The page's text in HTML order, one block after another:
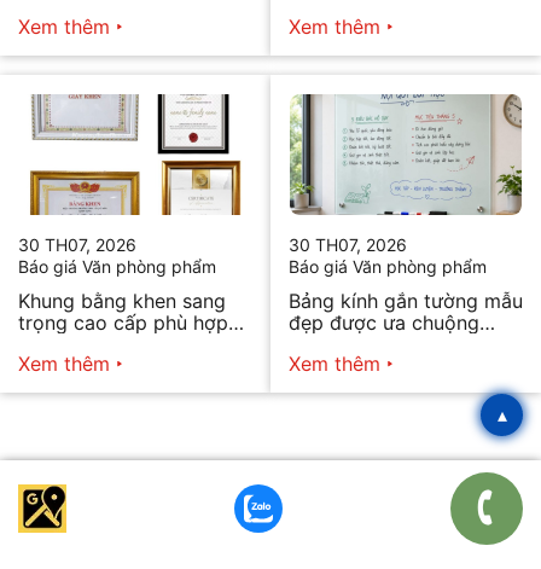
Xem thêm
Xem thêm
30 TH07, 2026
Báo giá Văn phòng phẩm
Khung bằng khen sang
trọng cao cấp phù hợp
Xem thêm
30 TH07, 2026
Báo giá Văn phòng phẩm
Bảng kính gắn tường mẫu
đẹp được ưa chuộng
Xem thêm
Công Ty TNHH Văn Phòng Phẩm BA NHẤT
▴